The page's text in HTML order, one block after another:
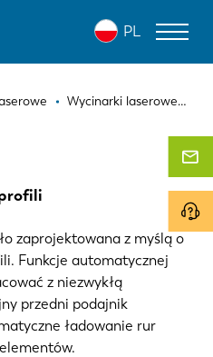
PL
Wycinarki laserowe do rur
zaprojektowana z myślą o
Funkcje automatycznej
z niezwykłą
przedni podajnik
ładowanie rur